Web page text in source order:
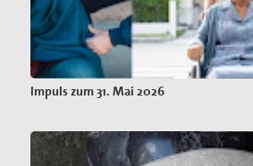
Impuls zum 31. Mai 2026